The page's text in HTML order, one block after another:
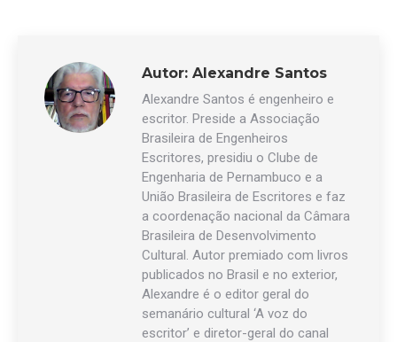
Autor: Alexandre Santos
Alexandre Santos é engenheiro e
escritor. Preside a Associação
Brasileira de Engenheiros
Escritores, presidiu o Clube de
Engenharia de Pernambuco e a
União Brasileira de Escritores e faz
a coordenação nacional da Câmara
Brasileira de Desenvolvimento
Cultural. Autor premiado com livros
publicados no Brasil e no exterior,
Alexandre é o editor geral do
semanário cultural ‘A voz do
escritor’ e diretor-geral do canal